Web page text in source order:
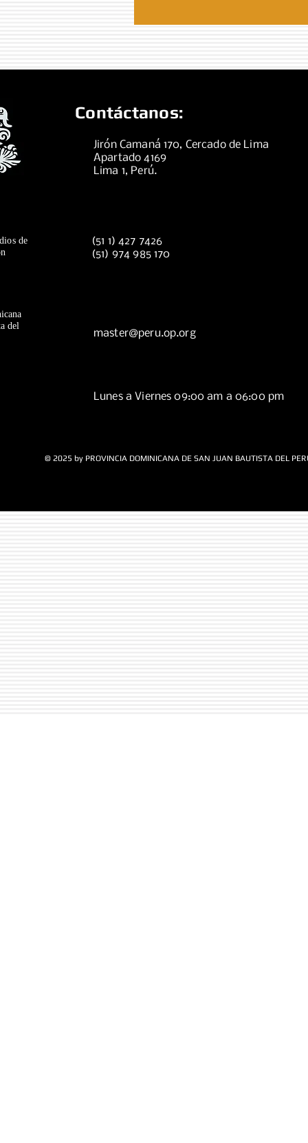
Contáctanos:
Jirón Camaná 170, Cercado de Lima
Apartado 4169
Lima 1, Perú.
de
(51 1) 427 7426
(51) 974 985 170
del
master@peru.op.org
Lunes a Viernes 09:00 am a 06:00 pm
© 2025 by PROVINCIA DOMINICANA DE SAN JUAN BAUTISTA DEL